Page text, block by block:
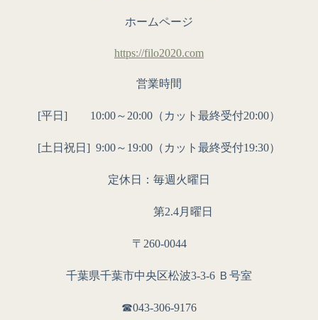
ホームページ
https://filo2020.com
営業時間
[平日] 10:00～20:00（カット最終受付20:00）
[土日祝日] 9:00～19:00（カット最終受付19:30）
定休日：毎週火曜日
第2.4月曜日
〒260-0044
千葉県千葉市中央区松波3-3-6 Ｂ号室
☎︎043-306-9176